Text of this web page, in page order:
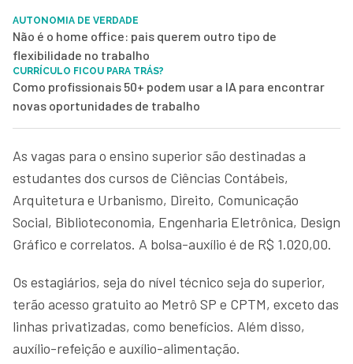
AUTONOMIA DE VERDADE
Não é o home office: pais querem outro tipo de
flexibilidade no trabalho
CURRÍCULO FICOU PARA TRÁS?
Como profissionais 50+ podem usar a IA para encontrar
novas oportunidades de trabalho
As vagas para o ensino superior são destinadas a
estudantes dos cursos de Ciências Contábeis,
Arquitetura e Urbanismo, Direito, Comunicação
Social, Biblioteconomia, Engenharia Eletrônica, Design
Gráfico e correlatos. A bolsa-auxílio é de R$ 1.020,00.
Os estagiários, seja do nível técnico seja do superior,
terão acesso gratuito ao Metrô SP e CPTM, exceto das
linhas privatizadas, como benefícios. Além disso,
auxílio-refeição e auxílio-alimentação.